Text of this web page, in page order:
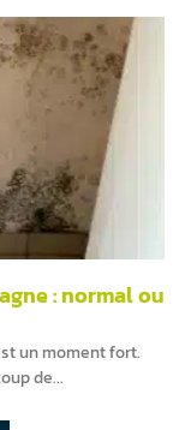
: normal ou
un moment fort.
de